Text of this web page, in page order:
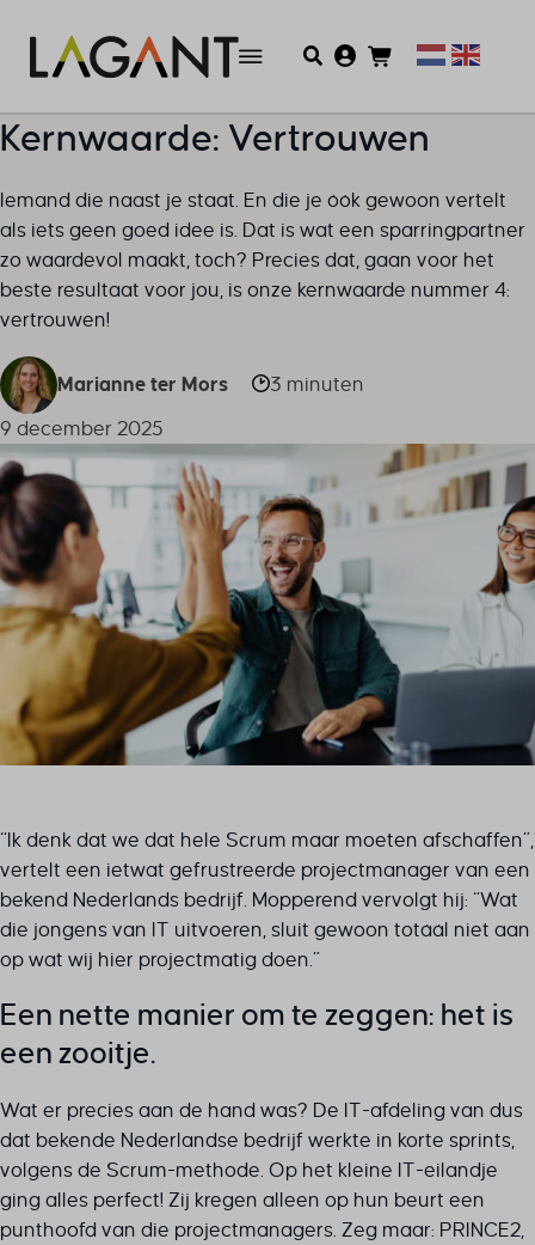
Kernwaarde: Vertrouwen
Iemand die naast je staat. En die je óók gewoon vertelt
als iets geen goed idee is. Dat is wat een sparringpartner
zo waardevol maakt, toch? Precies dat, gaan voor het
beste resultaat voor jou, is onze kernwaarde nummer 4:
vertrouwen!
Marianne ter Mors
3 minuten
9 december 2025
“Ik denk dat we dat hele Scrum maar moeten afschaffen”,
vertelt een ietwat gefrustreerde projectmanager van een
bekend Nederlands bedrijf. Mopperend vervolgt hij: “Wat
die jongens van IT uitvoeren, sluit gewoon totáál niet aan
op wat wij hier projectmatig doen.”
Een nette manier om te zeggen: het is
een zooitje.
Wat er precies aan de hand was? De IT-afdeling van dus
dat bekende Nederlandse bedrijf werkte in korte sprints,
volgens de Scrum-methode. Op het kleine IT-eilandje
ging alles perfect! Zij kregen alleen op hun beurt een
punthoofd van die projectmanagers. Zeg maar: PRINCE2,